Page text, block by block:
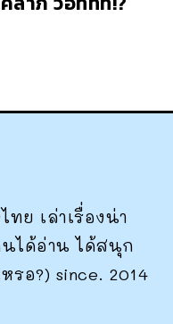
ทย เล่าเรื่องน่า
ได้อ่าน ได้สนุก
รอ?) since. 2014